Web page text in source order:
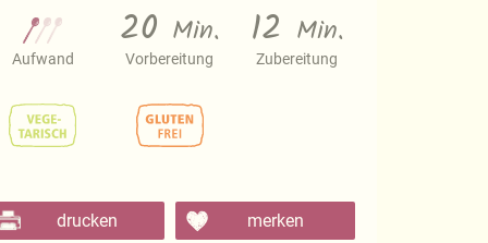
Aufwand
20 Min.
Vorbereitung
12 Min.
Zubereitung
drucken merken